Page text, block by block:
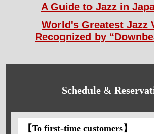
A Guide to Jazz in
World's Greatest Jazz
Recognized by
Schedule &
【To first-time customers】